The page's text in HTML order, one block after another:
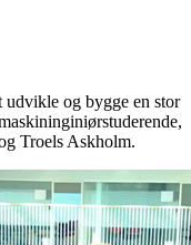
udvikle og bygge en stor
Troels Askholm.